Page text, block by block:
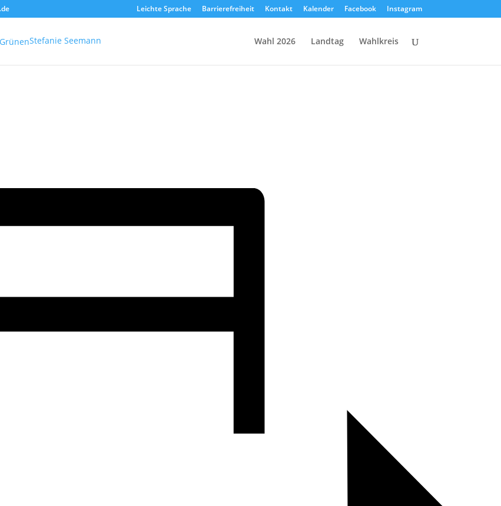
Leichte Sprache Barrierefreiheit Kontakt Kalender Facebook Instagram
Stefanie Seemann Wahl 2026 Landtag Wahlkreis